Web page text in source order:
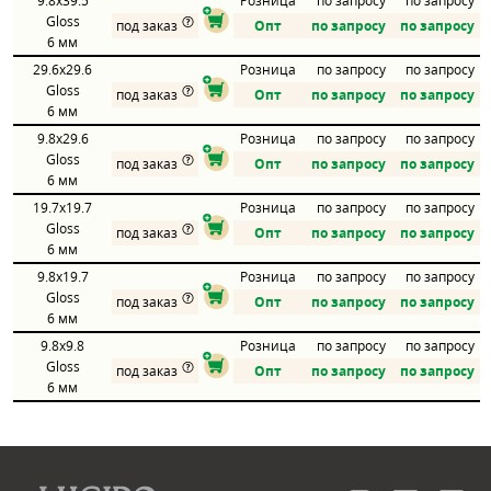
Gloss
6 мм
под заказ
Опт по запросу по запросу
29.6x29.6
Gloss
6 мм
Розница по запросу
по запросу
под заказ
Опт по запросу по запросу
9.8x29.6
Gloss
6 мм
Розница по запросу
по запросу
под заказ
Опт по запросу по запросу
19.7x19.7
Gloss
6 мм
Розница по запросу
по запросу
под заказ
Опт по запросу по запросу
9.8x19.7
Gloss
6 мм
Розница по запросу
по запросу
под заказ
Опт по запросу по запросу
9.8x9.8
Gloss
6 мм
Розница по запросу
по запросу
под заказ
Опт по запросу по запросу